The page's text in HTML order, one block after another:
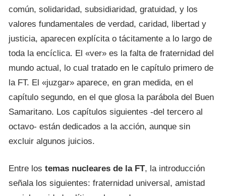
común, solidaridad, subsidiaridad, gratuidad, y los
valores fundamentales de verdad, caridad, libertad y
justicia, aparecen explícita o tácitamente a lo largo de
toda la encíclica. El «ver» es la falta de fraternidad del
mundo actual, lo cual tratado en le capítulo primero de
la FT. El «juzgar» aparece, en gran medida, en el
capítulo segundo, en el que glosa la parábola del Buen
Samaritano. Los capítulos siguientes -del tercero al
octavo- están dedicados a la acción, aunque sin
excluir algunos juicios.
Entre los temas nucleares de la FT, la introducción
señala los siguientes: fraternidad universal, amistad